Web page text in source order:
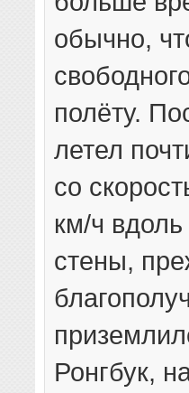
обычно,
полёту.
летел
со
км/ч
стены,
Ронгбук,